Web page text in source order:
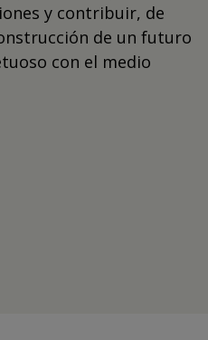
y contribuir, de
de un futuro
con el medio